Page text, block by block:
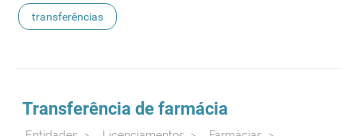
transferências
Transferência de farmácia